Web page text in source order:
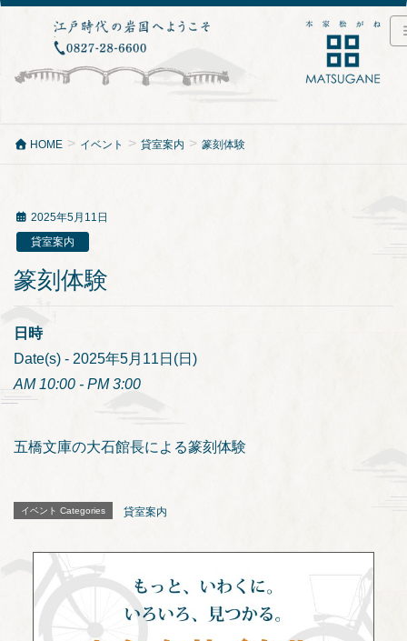
HOME イベント 貸室案内 篆刻体験
2025年5月11日
貸室案内
篆刻体験
日時
Date(s) - 2025年5月11日(日)
AM 10:00 - PM 3:00
五橋文庫の大石館長による篆刻体験
イベント Categories 貸室案内